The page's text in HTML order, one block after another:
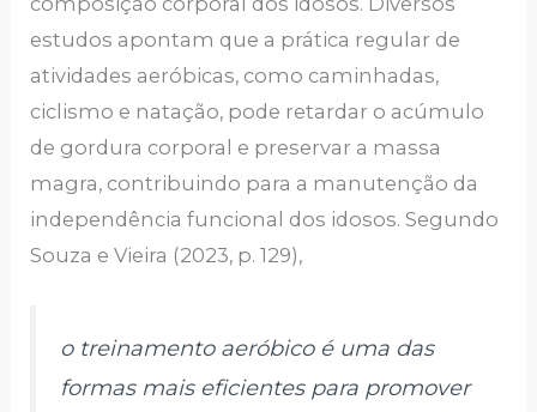
estudos apontam que a prática regular de
atividades aeróbicas, como caminhadas,
ciclismo e natação, pode retardar o acúmulo
de gordura corporal e preservar a massa
magra, contribuindo para a manutenção da
independência funcional dos idosos. Segundo
Souza e Vieira (2023, p. 129),
o treinamento aeróbico é uma das
formas mais eficientes para promover